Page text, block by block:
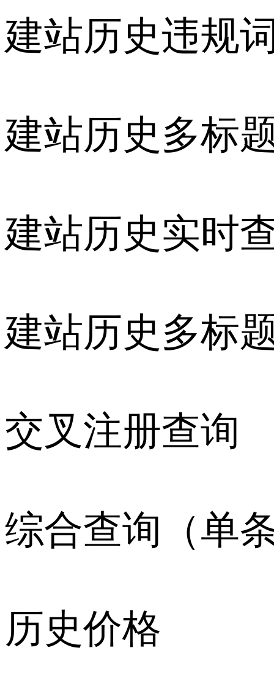
建站历史违规
建站历史多标
建站历史实时
建站历史多标
交叉注册查询
综合查询（单
历史价格